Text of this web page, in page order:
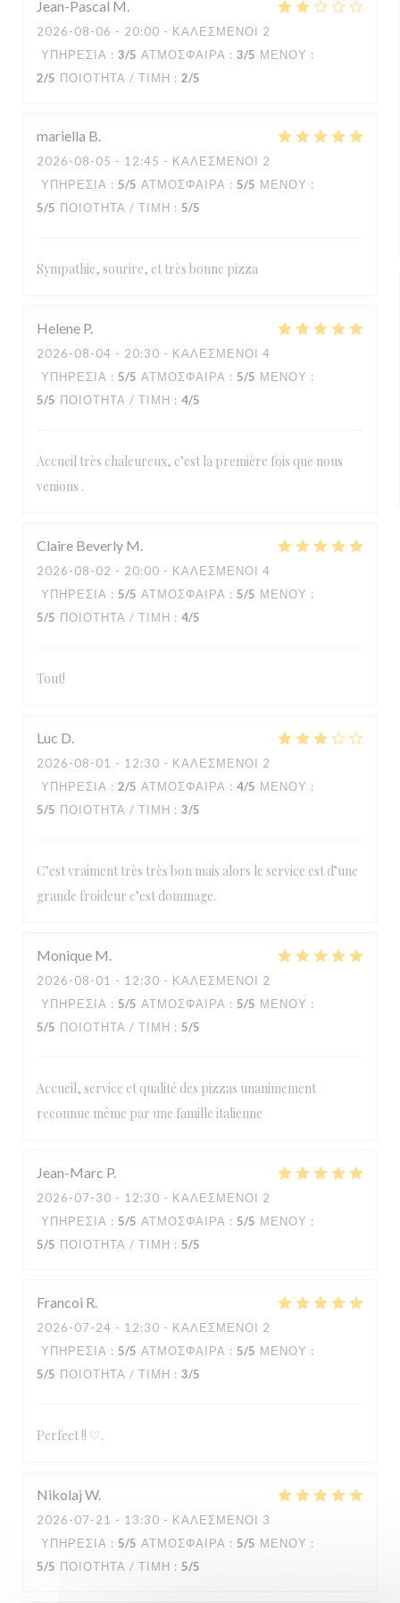
Jean-Pascal M
2026-08-06 - 20:00 - ΚΑΛΕΣΜΈΝΟΙ 2
ΥΠΗΡΕΣΊΑ : 3/5 ΑΤΜΌΣΦΑΙΡΑ : 3/5 ΜΕΝΟΎ :
2/5 ΠΟΙΌΤΗΤΑ / ΤΙΜΉ : 2/5
mariella B
2026-08-05 - 12:45 - ΚΑΛΕΣΜΈΝΟΙ 2
ΥΠΗΡΕΣΊΑ : 5/5 ΑΤΜΌΣΦΑΙΡΑ : 5/5 ΜΕΝΟΎ :
5/5 ΠΟΙΌΤΗΤΑ / ΤΙΜΉ : 5/5
Sympathie, sourire, et très bonne pizza
Helene P
2026-08-04 - 20:30 - ΚΑΛΕΣΜΈΝΟΙ 4
ΥΠΗΡΕΣΊΑ : 5/5 ΑΤΜΌΣΦΑΙΡΑ : 5/5 ΜΕΝΟΎ :
5/5 ΠΟΙΌΤΗΤΑ / ΤΙΜΉ : 4/5
Accueil très chaleureux, c’est la première fois que nous
venions .
Claire Beverly M
2026-08-02 - 20:00 - ΚΑΛΕΣΜΈΝΟΙ 4
ΥΠΗΡΕΣΊΑ : 5/5 ΑΤΜΌΣΦΑΙΡΑ : 5/5 ΜΕΝΟΎ :
5/5 ΠΟΙΌΤΗΤΑ / ΤΙΜΉ : 4/5
Tout!
Luc D
2026-08-01 - 12:30 - ΚΑΛΕΣΜΈΝΟΙ 2
ΥΠΗΡΕΣΊΑ : 2/5 ΑΤΜΌΣΦΑΙΡΑ : 4/5 ΜΕΝΟΎ :
5/5 ΠΟΙΌΤΗΤΑ / ΤΙΜΉ : 3/5
C’est vraiment très très bon mais alors le service est d’une
grande froideur c’est dommage.
Monique M
2026-08-01 - 12:30 - ΚΑΛΕΣΜΈΝΟΙ 2
ΥΠΗΡΕΣΊΑ : 5/5 ΑΤΜΌΣΦΑΙΡΑ : 5/5 ΜΕΝΟΎ :
5/5 ΠΟΙΌΤΗΤΑ / ΤΙΜΉ : 5/5
Accueil, service et qualité des pizzas unanimement
reconnue même par une famille italienne
Jean-Marc P
2026-07-30 - 12:30 - ΚΑΛΕΣΜΈΝΟΙ 2
ΥΠΗΡΕΣΊΑ : 5/5 ΑΤΜΌΣΦΑΙΡΑ : 5/5 ΜΕΝΟΎ :
5/5 ΠΟΙΌΤΗΤΑ / ΤΙΜΉ : 5/5
Francoi R
2026-07-24 - 12:30 - ΚΑΛΕΣΜΈΝΟΙ 2
ΥΠΗΡΕΣΊΑ : 5/5 ΑΤΜΌΣΦΑΙΡΑ : 5/5 ΜΕΝΟΎ :
5/5 ΠΟΙΌΤΗΤΑ / ΤΙΜΉ : 3/5
Perfect !! ♡.
Nikolaj W
2026-07-21 - 13:30 - ΚΑΛΕΣΜΈΝΟΙ 3
ΥΠΗΡΕΣΊΑ : 5/5 ΑΤΜΌΣΦΑΙΡΑ : 5/5 ΜΕΝΟΎ :
5/5 ΠΟΙΌΤΗΤΑ / ΤΙΜΉ : 5/5